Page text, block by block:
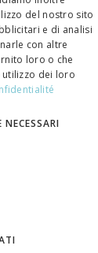
libri e le riviste
di scienze
è di proprietà
degli editori di
del nostro sito
e di analisi
con altre
loro o che
dei loro